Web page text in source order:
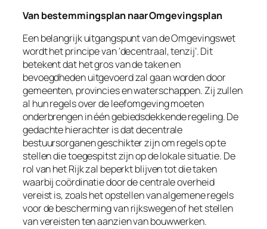
Van bestemmingsplan naar Omgevingsplan
Een belangrijk uitgangspunt van de Omgevingswet
wordt het principe van ‘decentraal, tenzij’. Dit
betekent dat het gros van de taken en
bevoegdheden uitgevoerd zal gaan worden door
gemeenten, provincies en waterschappen. Zij zullen
al hun regels over de leefomgeving moeten
onderbrengen in één gebiedsdekkende regeling. De
gedachte hierachter is dat decentrale
bestuursorganen geschikter zijn om regels op te
stellen die toegespitst zijn op de lokale situatie. De
rol van het Rijk zal beperkt blijven tot die taken
waarbij coördinatie door de centrale overheid
vereist is, zoals het opstellen van algemene regels
voor de bescherming van rijkswegen of het stellen
van vereisten ten aanzien van bouwwerken.